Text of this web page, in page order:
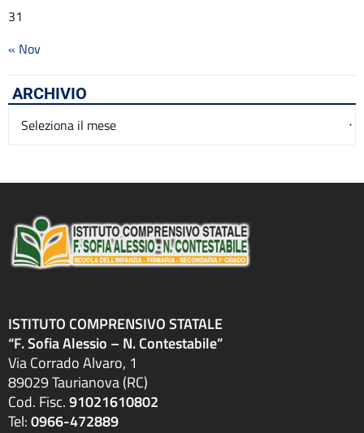
31
« Nov
ARCHIVIO
Archivio
ISTITUTO COMPRENSIVO STATALE
“F. Sofia Alessio – N. Contestabile”
Via Corrado Alvaro, 1
89029 Taurianova (RC)
Cod. Fisc.91021610802
Tel:0966-472889